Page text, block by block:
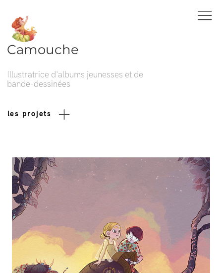
Camouche
Illustratrice d'albums jeunesses et de
bande-dessinées
les projets